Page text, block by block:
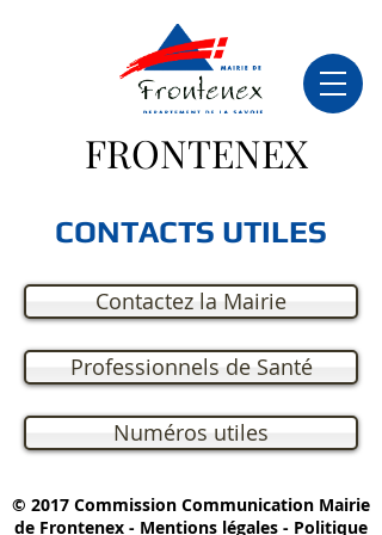
FRONTENEX
CONTACTS UTILES
Contactez la Mairie
Professionnels de Santé
Numéros utiles
© 2017 Commission Communication Mairie
de Frontenex - Mentions légales - Politique